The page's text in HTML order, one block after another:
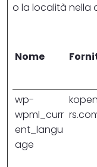
o la località nella
Nome
wp-
wpml_curr
ent_langu
age